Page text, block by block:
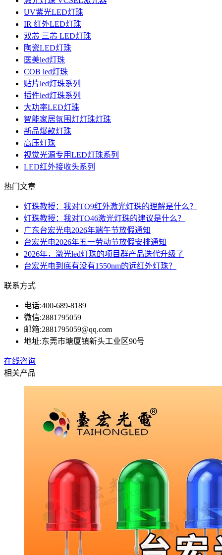
UV紫光LED灯珠
IR 红外LED灯珠
双芯 三芯 LED灯珠
陶瓷LED灯珠
医美led灯珠
COB led灯珠
贴片led灯珠系列
插件led灯珠系列
大功率LED灯珠
智能家居氛围灯灯珠灯珠
新品爆款灯珠
高压灯珠
视觉光源专用LED灯珠系列
LED红外接收头系列
热门文章
灯珠教授：我对TO9红外激光灯珠的理解是什么？
灯珠教授：我对TO46激光灯珠的建议是什么？
广东台宏光电2026年端午节放假通知
台宏光电2026年五一劳动节放假安排通知
2026年，激光led灯珠的项目群产品迭代升级了
台宏光电到底有没有1550nm的远红外灯珠？
联系方式
电话:400-689-8189
微信:2881795059
邮箱:2881795059@qq.com
地址:东莞市塘厦镇新头工业区90号
在线咨询
相关产品